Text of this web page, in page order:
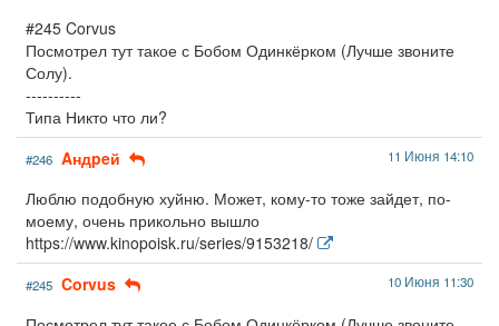
#245 Corvus
Посмотрел тут такое с Бобом Одинкёрком (Лучше звоните
Солу).
----------
Типа Никто что ли?
#246 Aндpeй 11 Июня 14:10
Люблю подобную хуйню. Может, кому-то тоже зайдет, по-
моему, очень прикольно вышло
https://www.kinopoisk.ru/series/9153218/
#245 Corvus 10 Июня 11:30